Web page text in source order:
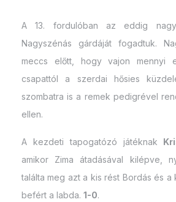
A 13. fordulóban az eddig
Nagyszénás gárdáját fogadtuk.
meccs előtt, hogy vajon mennyi
csapattól a szerdai hősies
szombatra is a remek pedigrével
ellen.
A kezdeti tapogatózó játéknak
amikor Zima átadásával kilépve,
találta meg azt a kis rést Bordás és
befért a labda. 1-0.